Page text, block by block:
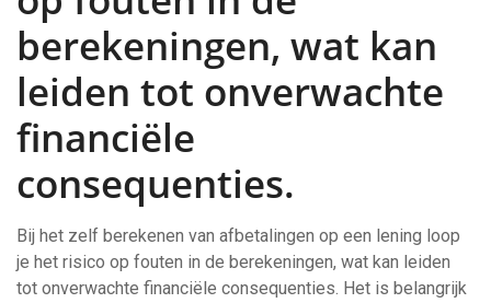
berekeningen, wat kan
leiden tot onverwachte
financiële
consequenties.
Bij het zelf berekenen van afbetalingen op een lening loop
je het risico op fouten in de berekeningen, wat kan leiden
tot onverwachte financiële consequenties. Het is belangrijk